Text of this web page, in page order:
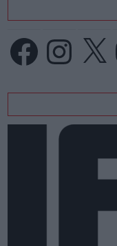
FacebookInstagram
X